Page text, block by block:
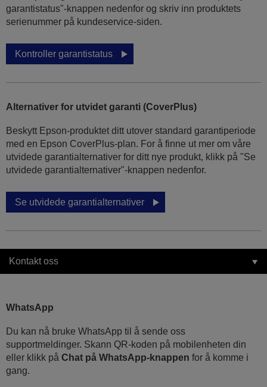
garantistatus"-knappen nedenfor og skriv inn produktets
serienummer på kundeservice-siden.
Kontroller garantistatus
Alternativer for utvidet garanti (CoverPlus)
Beskytt Epson-produktet ditt utover standard garantiperiode
med en Epson CoverPlus-plan. For å finne ut mer om våre
utvidede garantialternativer for ditt nye produkt, klikk på "Se
utvidede garantialternativer"-knappen nedenfor.
Se utvidede garantialternativer
Kontakt oss
WhatsApp
Du kan nå bruke WhatsApp til å sende oss
supportmeldinger. Skann QR-koden på mobilenheten din
eller klikk på Chat på WhatsApp-knappen for å komme i
gang.